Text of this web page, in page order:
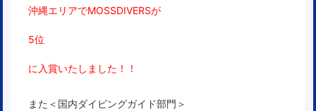
沖縄エリアでMOSSDIVERSが
5位
に入賞いたしました！！
また＜国内ダイビングガイド部門＞